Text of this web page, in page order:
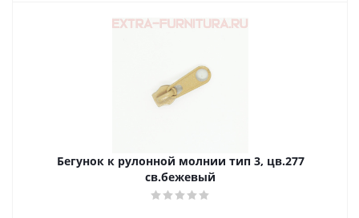
Бегунок к рулонной молнии тип 3, цв.277
св.бежевый